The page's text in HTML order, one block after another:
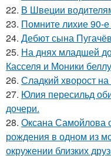
22. В Швеции
23. Помните лихие 90-
24. Дебют сына
25. На днях младшей
Касселя и Моники
26. Сладкий хворост
27. Юлия пересильд
дочери.
28. Оксана Самойлова
рождения в одном из
окружении близких